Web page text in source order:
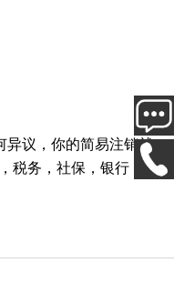
异议，你的简易注销就
税务，社保，银行，工